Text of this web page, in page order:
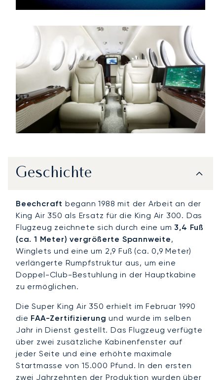
Geschichte
Beechcraft begann 1988 mit der Arbeit an der
King Air 350 als Ersatz für die King Air 300. Das
Flugzeug zeichnete sich durch eine um 3,4 Fuß
(ca. 1 Meter) vergrößerte Spannweite,
Winglets und eine um 2,9 Fuß (ca. 0,9 Meter)
verlängerte Rumpfstruktur aus, um eine
Doppel-Club-Bestuhlung in der Hauptkabine
zu ermöglichen.
Die Super King Air 350 erhielt im Februar 1990
die FAA-Zertifizierung und wurde im selben
Jahr in Dienst gestellt. Das Flugzeug verfügte
über zwei zusätzliche Kabinenfenster auf
jeder Seite und eine erhöhte maximale
Startmasse von 15.000 Pfund. In den ersten
zwei Jahrzehnten der Produktion wurden über